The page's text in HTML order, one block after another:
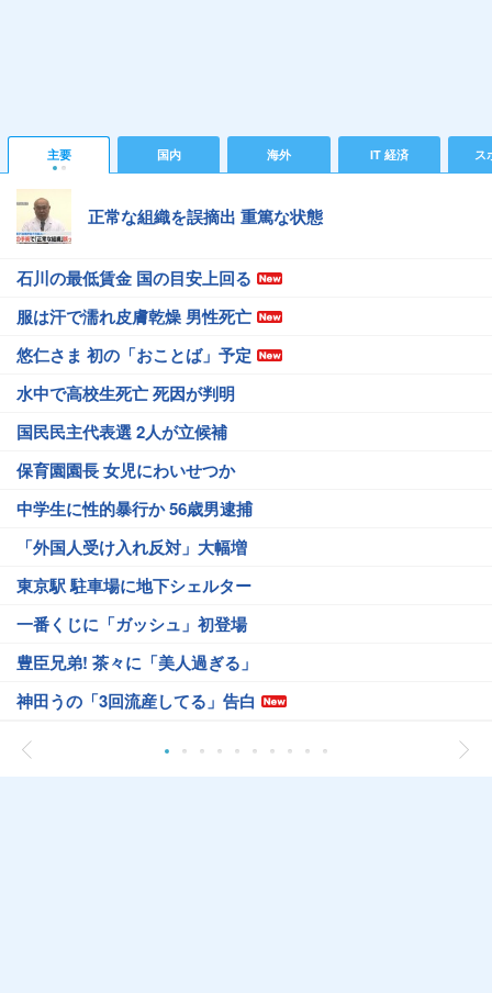
主要 国内 海外 IT 経済 ス
正常な組織を誤摘出 重篤な状態
石川の最低賃金 国の目安上回る
服は汗で濡れ皮膚乾燥 男性死亡
悠仁さま 初の「おことば」予定
水中で高校生死亡 死因が判明
国民民主代表選 2人が立候補
保育園園長 女児にわいせつか
中学生に性的暴行か 56歳男逮捕
「外国人受け入れ反対」大幅増
東京駅 駐車場に地下シェルター
一番くじに「ガッシュ」初登場
豊臣兄弟! 茶々に「美人過ぎる」
神田うの「3回流産してる」告白